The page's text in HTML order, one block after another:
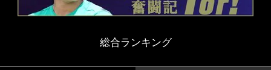
総合ランキング